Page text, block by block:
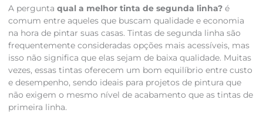
A pergunta qual a melhor tinta de segunda linha?é
comum entre aqueles que buscam qualidade e economia
na hora de pintar suas casas. Tintas de segunda linha são
frequentemente consideradas opções mais acessíveis, mas
isso não significa que elas sejam de baixa qualidade. Muitas
vezes, essas tintas oferecem um bom equilíbrio entre custo
e desempenho, sendo ideais para projetos de pintura que
não exigem o mesmo nível de acabamento que as tintas de
primeira linha.